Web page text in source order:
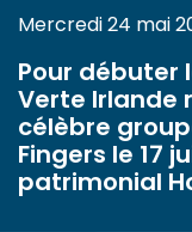
Mercredi 24 mai
Pour débuter
Verte Irlande
célèbre
Fingers le 17
patrimonial